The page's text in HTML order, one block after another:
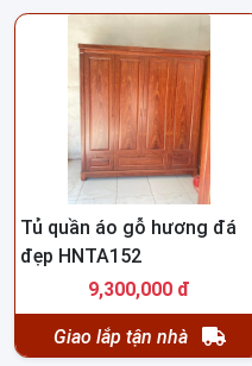
Tủ quần áo gỗ hương đá
đẹp HNTA152
9,300,000 đ
Giao lắp tận nhà